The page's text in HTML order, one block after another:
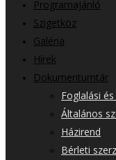
Programajánló
Szigetköz
Galéria
Hírek
Dokumentumtár
Foglalási
Általános
Házirend
Bérleti